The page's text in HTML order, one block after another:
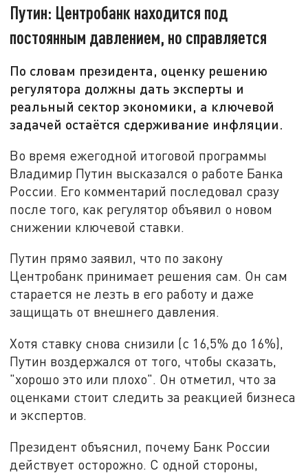
Путин: Центробанк находится под
постоянным давлением, но справляется
По словам президента, оценку решению
регулятора должны дать эксперты и
реальный сектор экономики, а ключевой
задачей остаётся сдерживание инфляции.
Во время ежегодной итоговой программы
Владимир Путин высказался о работе Банка
России. Его комментарий последовал сразу
после того, как регулятор объявил о новом
снижении ключевой ставки.
Путин прямо заявил, что по закону
Центробанк принимает решения сам. Он сам
старается не лезть в его работу и даже
защищать от внешнего давления.
Хотя ставку снова снизили (с 16,5% до 16%),
Путин воздержался от того, чтобы сказать,
"хорошо это или плохо". Он отметил, что за
оценками стоит следить за реакцией бизнеса
и экспертов.
Президент объяснил, почему Банк России
действует осторожно. С одной стороны,